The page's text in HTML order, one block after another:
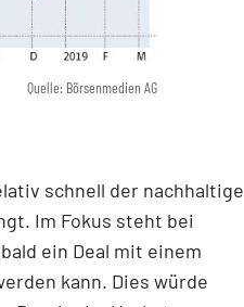
Quelle: Börsenmedien AG
schnell der nachhaltige
Im Fokus steht bei
ein Deal mit einem
kann. Dies würde